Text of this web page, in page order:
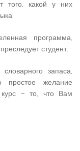
того, какой у них
программа,
студент.
запаса,
простое желание
– то, что Вам